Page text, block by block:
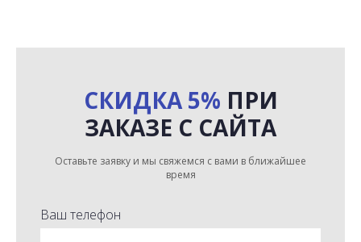
СКИДКА 5% ПРИ
ЗАКАЗЕ С САЙТА
Оставьте заявку и мы свяжемся с вами в ближайшее
время
Ваш телефон